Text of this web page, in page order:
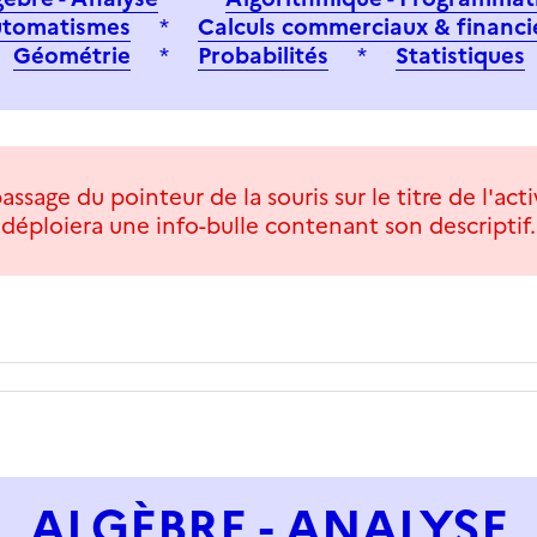
* Calculs commerciaux &
Géométrie * Probabilités * Statistiques
du pointeur de la souris sur le titre de
déploiera une info-bulle contenant son descriptif.